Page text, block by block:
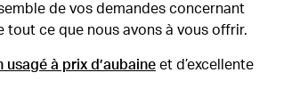
de vos demandes concernant
tout ce que nous avons à vous offrir.
usagé à prix d’aubaine et d’excellente